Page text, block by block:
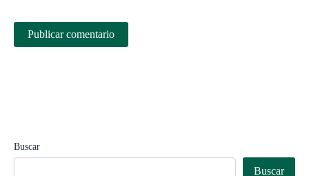
Buscar
Buscar